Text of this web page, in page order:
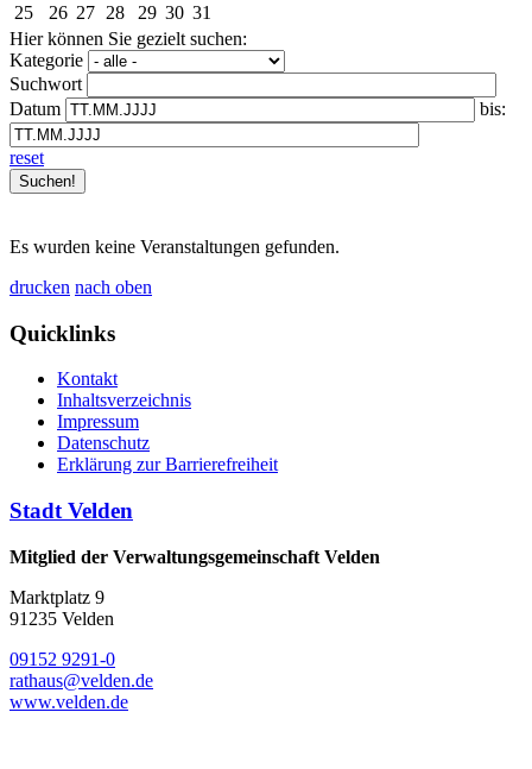
25
26 27 28 29 30 31
Hier können Sie gezielt suchen:
Kategorie
Suchwort
Datum
bis:
reset
Es wurden keine Veranstaltungen gefunden.
drucken nach oben
Quicklinks
Kontakt
Inhaltsverzeichnis
Impressum
Datenschutz
Erklärung zur Barrierefreiheit
Stadt Velden
Mitglied der Verwaltungsgemeinschaft Velden
Marktplatz 9
91235 Velden
09152 9291-0
rathaus@velden.de
www.velden.de